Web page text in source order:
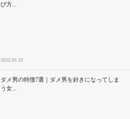
び方...
2022.03.19
ダメ男の特徴7選｜ダメ男を好きになってしま
う女...